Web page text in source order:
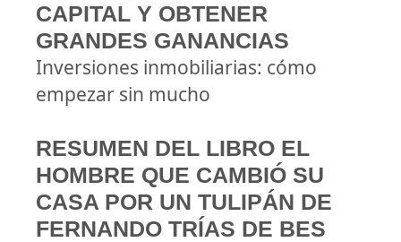
CAPITAL Y OBTENER
GRANDES GANANCIAS
Inversiones inmobiliarias: cómo
empezar sin mucho
RESUMEN DEL LIBRO EL
HOMBRE QUE CAMBIÓ SU
CASA POR UN TULIPÁN DE
FERNANDO TRÍAS DE BES